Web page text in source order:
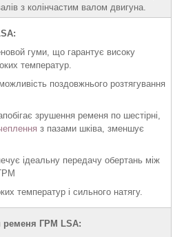
з колінчастим валом двигуна.
гуми, що гарантує високу
температур.
поздовжнього розтягування
зрушення ременя по шестірні,
з пазами шківа, зменшує
ідеальну передачу обертань між
температур і сильного натягу.
ременя ГРМ LSA: